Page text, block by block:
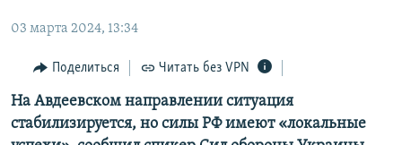
главной
навигации
Вернутся
поиску
11 ЛЕТ ОККУПАЦИИ КРЫМА. 11 ИСТОРИЙ СОПРОТИВЛЕНИЯ
ЕЩЕ
ИНТЕРАКТИВ
ИНФОГРАФИКА
ТЕЛЕПРОЕКТ КРЫМ.РЕАЛИИ
РАДІО СВОБОДА
КАК ОБОЙТИ БЛОКИРОВКУ
03 марта 2024, 13:34
Поделиться Читать без VPN
На Авдеевском направлении ситуация
стабилизируется, но силы РФ имеют «локальные